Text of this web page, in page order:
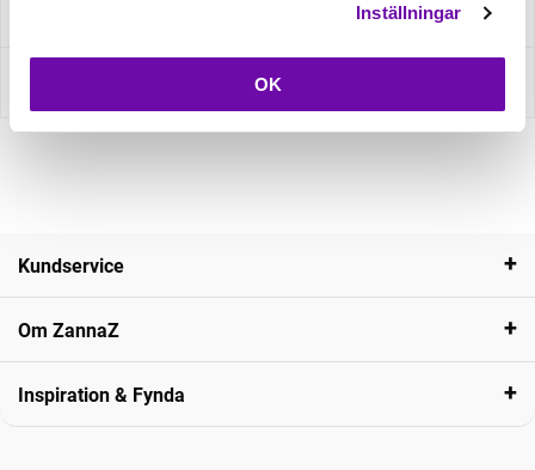
Inställningar
OK
Kundservice
Om ZannaZ
Inspiration & Fynda